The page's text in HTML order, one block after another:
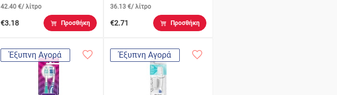
42.40 €/ λίτρο
€3.18 Προσθήκη
36.13 €/ λίτρο
€2.71 Προσθήκη
Έξυπνη Αγορά Έξυπνη Αγορά